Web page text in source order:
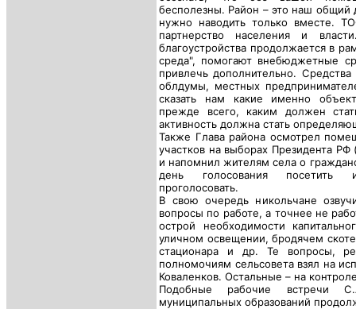
бесполезны. Район – это наш общий
нужно наводить только вместе.
партнерство населения и
благоустройства продолжается в
среда", помогают внебюджетные
привлечь дополнительно.
облдумы, местных
сказать нам какие именно
прежде всего, каким должен
активность должна стать
Также Глава района осмотрел
участков на выборах Президента
и напомнил жителям села о
день голосования посетить
проголосовать.
В свою очередь никольчане
вопросы по работе, а точнее не
острой необходимости
уличном освещении, бродячем
стационара и др. Те вопросы,
полномочиям сельсовета взял на
Коваленков. Остальные – на
Подобные рабочие встречи
муниципальных образований